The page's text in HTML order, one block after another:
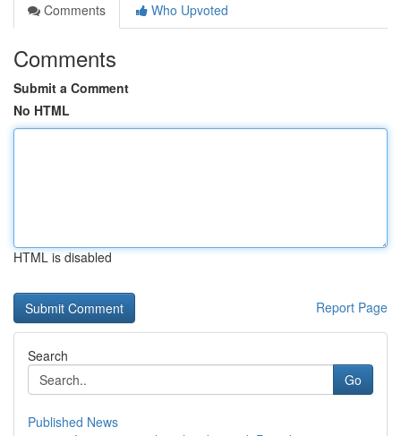
Comments
Who Upvoted
Comments
Submit a Comment
No HTML
HTML is disabled
Report Page
Search
Go
Published News